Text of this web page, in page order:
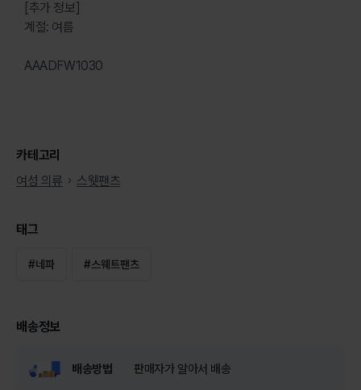
[추가 정보]
계절: 여름
AAADFW1030
카테고리
여성 의류
스웻팬츠
태그
#네파 #스웨트팬츠
배송정보
배송방법 판매자가 알아서 배송